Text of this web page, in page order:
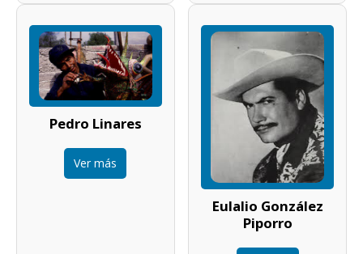
Pedro Linares
Ver más
Eulalio González
Piporro